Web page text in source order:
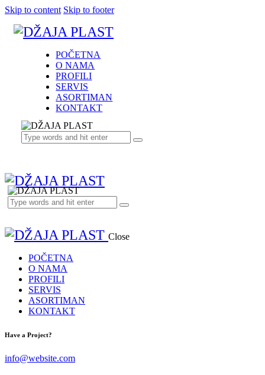
Skip to content Skip to footer
POČETNA
O NAMA
PROFILI
SERVIS
ASORTIMAN
KONTAKT
Close
POČETNA
O NAMA
PROFILI
SERVIS
ASORTIMAN
KONTAKT
facebook-
instagram
Have a Project?
info@website.com